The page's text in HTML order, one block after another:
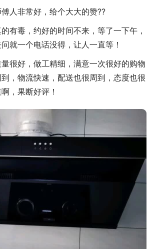
人非常好，给个大大的赞??
有毒，约好的时间不来，等了一下午，
就一个电话没得，让人一直等！
很好，做工精细，满意一次很好的购物
，物流快速，配送也很周到，态度也很
，果断好评！